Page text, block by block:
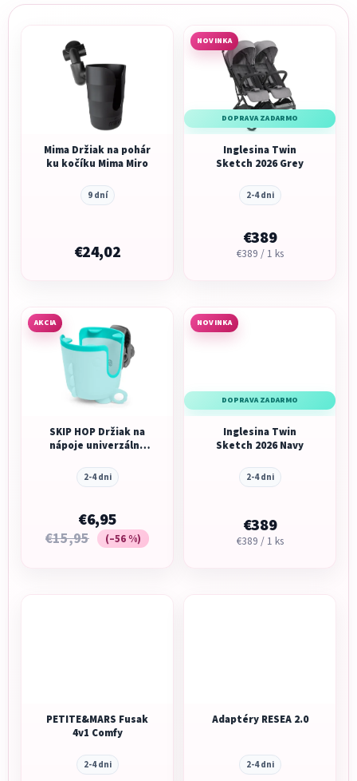
Mima Držiak na pohár
ku kočíku Mima Miro
9 dní
€24,02
NOVINKA
DOPRAVA ZADARMO
Inglesina Twin
Sketch 2026 Grey
2-4 dni
€389
Jednotková
€389 / 1 ks
AKCIA
SKIP HOP Držiak na
nápoje univerzálny
2-4 dni
€6,95
€15,95 (–56 %)
NOVINKA
DOPRAVA ZADARMO
Inglesina Twin
Sketch 2026 Navy
2-4 dni
€389
Jednotková
€389 / 1 ks
PETITE&MARS Fusak
4v1 Comfy
2-4 dni
Adaptéry RESEA 2.0
2-4 dni